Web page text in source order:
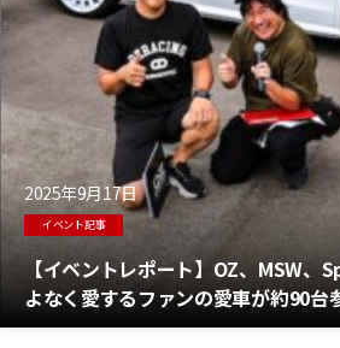
2025年9月17日
イベント記事
【イベントレポート】OZ、MSW、
よなく愛するファンの愛車が約90台
Meeting 2025」